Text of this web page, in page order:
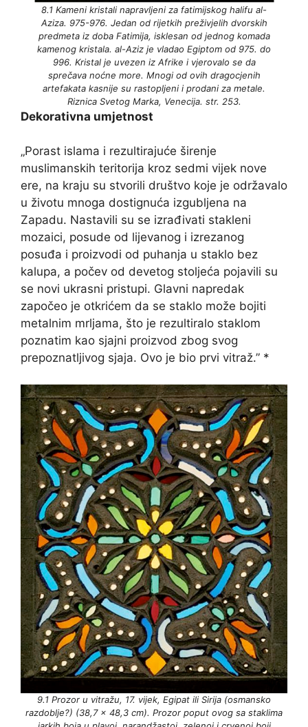
8.1 Kameni kristali napravljeni za fatimijskog halifu al-
Aziza. 975-976. Jedan od rijetkih preživjelih dvorskih
predmeta iz doba Fatimija, isklesan od jednog komada
kamenog kristala. al-Aziz je vladao Egiptom od 975. do
996. Kristal je uvezen iz Afrike i vjerovalo se da
sprečava noćne more. Mnogi od ovih dragocjenih
artefakata kasnije su rastopljeni i prodani za metale.
Riznica Svetog Marka, Venecija. str. 253.
Dekorativna umjetnost
„Porast islama i rezultirajuće širenje
muslimanskih teritorija kroz sedmi vijek nove
ere, na kraju su stvorili društvo koje je održavalo
u životu mnoga dostignuća izgubljena na
Zapadu. Nastavili su se izrađivati stakleni
mozaici, posude od lijevanog i izrezanog
posuđa i proizvodi od puhanja u staklo bez
kalupa, a počev od devetog stoljeća pojavili su
se novi ukrasni pristupi. Glavni napredak
započeo je otkrićem da se staklo može bojiti
metalnim mrljama, što je rezultiralo staklom
poznatim kao sjajni proizvod zbog svog
prepoznatljivog sjaja. Ovo je bio prvi vitraž.” *
9.1 Prozor u vitražu, 17. vijek, Egipat ili Sirija (osmansko
razdoblje?) (38,7 x 48,3 cm). Prozor poput ovog sa staklima